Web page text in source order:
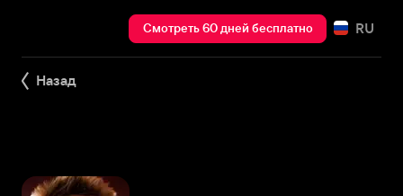
Смотреть 60 дней бесплатно RU
Назад